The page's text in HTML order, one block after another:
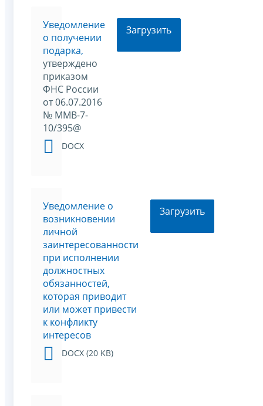
Уведомление
о получении
подарка,
утверждено
приказом
ФНС России
от 06.07.2016
№ ММВ-7-
10/395@
DOCX
Загрузить
Уведомление о
возникновении
личной
заинтересованности
при исполнении
должностных
обязанностей,
которая приводит
или может привести
к конфликту
интересов
DOCX (20 KB)
Загрузить